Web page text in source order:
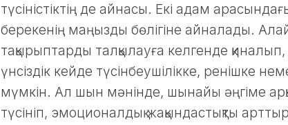
түсіністіктің де айнасы. Екі адам
берекенің маңызды бөлігіне айналады.
тақырыптарды талқылауға келгенде
үнсіздік кейде түсінбеушілікке, ренішке
мүмкін. Ал шын мәнінде, шынайы әңгіме
түсініп, эмоционалдық жақындастықты